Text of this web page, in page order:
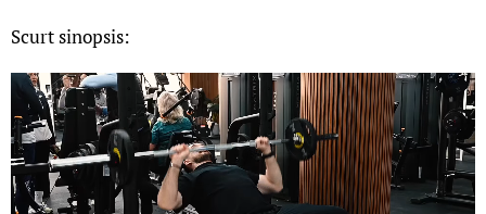
Scurt sinopsis: